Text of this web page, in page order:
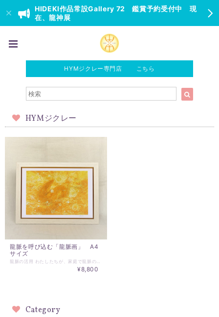
HIDEKI作品常設Gallery 72 鑑賞予約受付中 現
在、龍神展
HYMジクレー専門店 こちら
HYMジクレー
龍脈を呼び込む「龍脈画」 A4
サイズ
¥8,800
Category